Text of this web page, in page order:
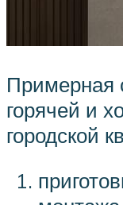
Примерная
горячей и
городской